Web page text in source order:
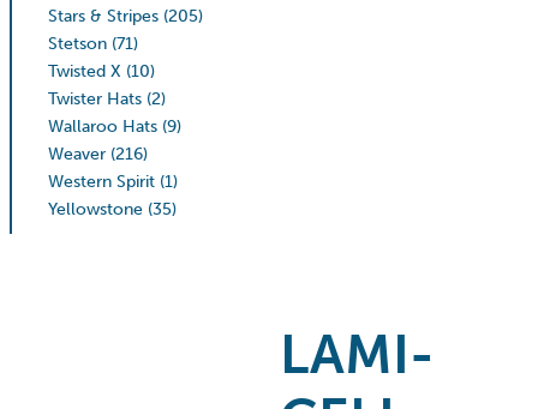
Stars & Stripes (205)
Stetson (71)
Twisted X (10)
Twister Hats (2)
Wallaroo Hats (9)
Weaver (216)
Western Spirit (1)
Yellowstone (35)
LAMI-